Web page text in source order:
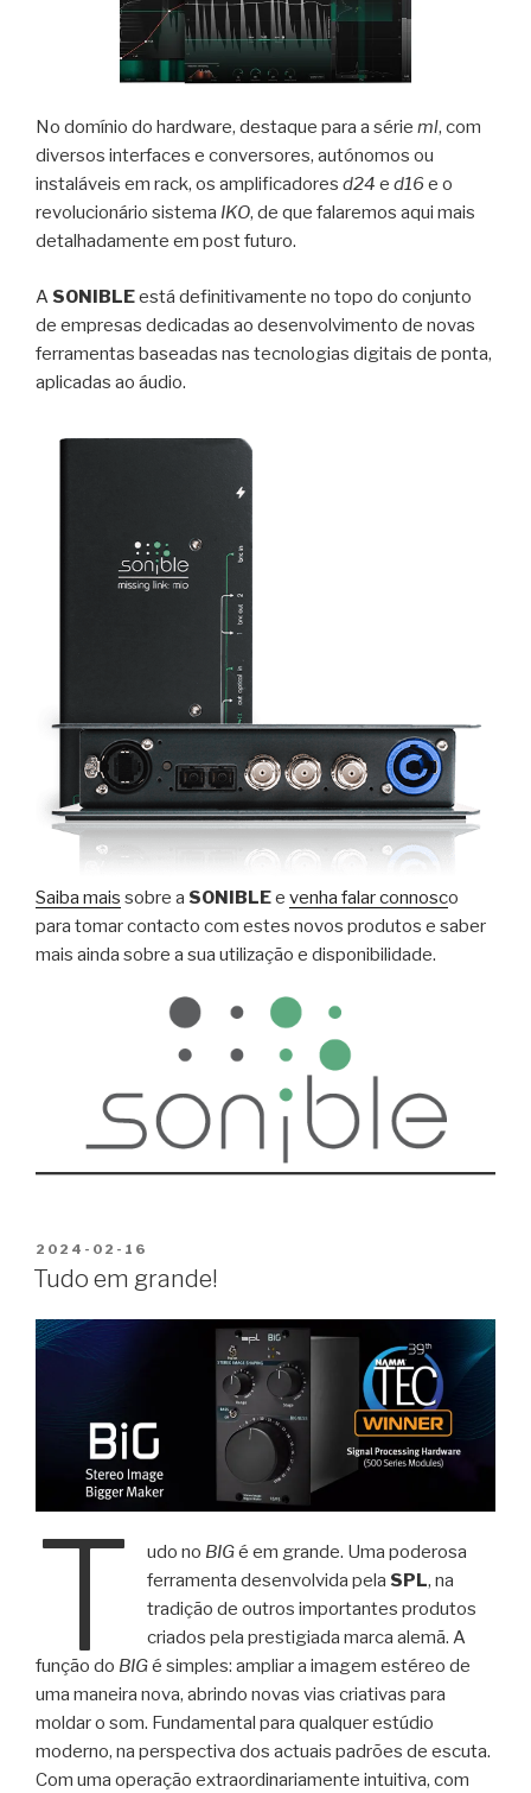
No domínio do hardware, destaque para a série ml, com
diversos interfaces e conversores, autónomos ou
instaláveis em rack, os amplificadores d24 e d16 e o
revolucionário sistema IKO, de que falaremos aqui mais
detalhadamente em post futuro.
A SONIBLEestá definitivamente no topo do conjunto
de empresas dedicadas ao desenvolvimento de novas
ferramentas baseadas nas tecnologias digitais de ponta,
aplicadas ao áudio.
Saiba mais sobre a SONIBLEe venha falar connosco
para tomar contacto com estes novos produtos e saber
mais ainda sobre a sua utilização e disponibilidade.
PUBLICADO
EM
2024-02-16
Tudo em grande!
T udo no BIGé em grande. Uma poderosa
ferramenta desenvolvida pela SPL, na
tradição de outros importantes produtos
criados pela prestigiada marca alemã. A
função do BIGé simples: ampliar a imagem estéreo de
uma maneira nova, abrindo novas vias criativas para
moldar o som. Fundamental para qualquer estúdio
moderno, na perspectiva dos actuais padrões de escuta.
Com uma operação extraordinariamente intuitiva, com